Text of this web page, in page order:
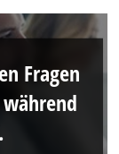
Fragen